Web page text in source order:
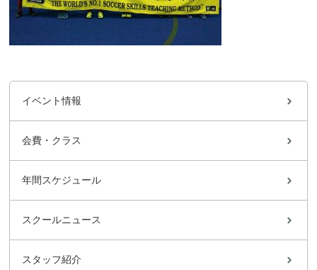
イベント情報
会費・クラス
年間スケジュール
スクールニュース
スタッフ紹介